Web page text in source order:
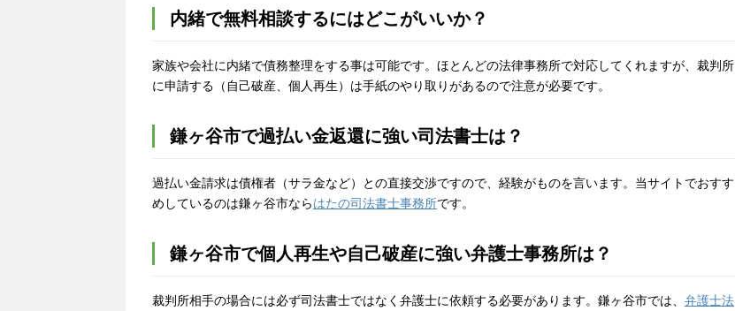
内緒で無料相談するにはどこがいいか？
家族や会社に内緒で債務整理をする事は可能です。ほとんどの法律事務所で対応してくれますが、裁判所
に申請する（自己破産、個人再生）は手紙のやり取りがあるので注意が必要です。
鎌ヶ谷市で過払い金返還に強い司法書士は？
過払い金請求は債権者（サラ金など）との直接交渉ですので、経験がものを言います。当サイトでおすす
めしているのは鎌ヶ谷市ならはたの司法書士事務所です。
鎌ヶ谷市で個人再生や自己破産に強い弁護士事務所は？
裁判所相手の場合には必ず司法書士ではなく弁護士に依頼する必要があります。鎌ヶ谷市では、 弁護士法